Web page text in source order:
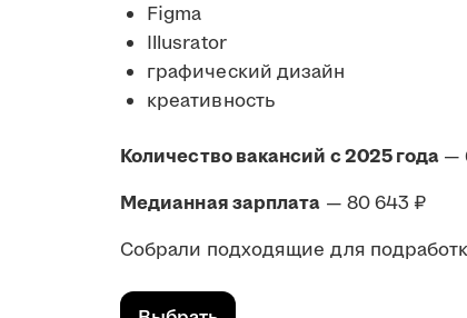
Figma
Illusrator
графический дизайн
креативность
Количество вакансий с 2025 года —
Медианная зарплата — 80 643 ₽
Собрали подходящие для